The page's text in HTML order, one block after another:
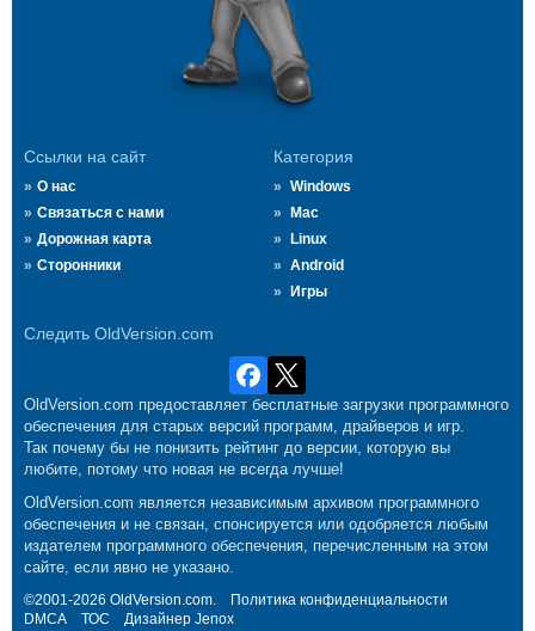
Ссылки на сайт
О нас
Связаться с нами
Дорожная карта
Сторонники
Категория
Windows
Mac
Linux
Android
Игры
Следить OldVersion.com
OldVersion.com предоставляет бесплатные загрузки программного
обеспечения для старых версий программ, драйверов и игр.
Так почему бы не понизить рейтинг до версии, которую вы
любите, потому что новая не всегда лучше!
OldVersion.com является независимым архивом программного
обеспечения и не связан, спонсируется или одобряется любым
издателем программного обеспечения, перечисленным на этом
сайте, если явно не указано.
©2001-2026 OldVersion.com.
Политика конфиденциальности
DMCA
ТОС Дизайнер Jenox